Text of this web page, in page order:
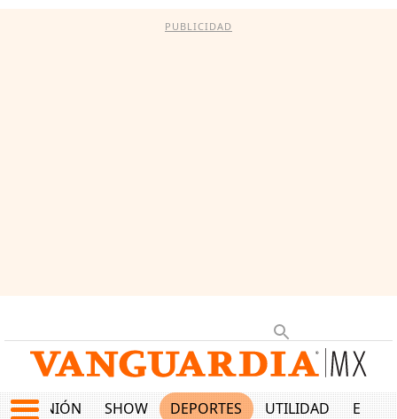
PUBLICIDAD
OPINIÓN SHOW DEPORTES UTILIDAD